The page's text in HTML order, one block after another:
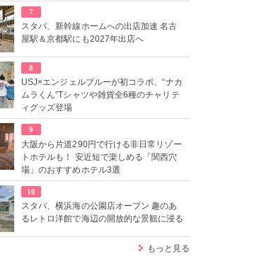
7
スタバ、新幹線ホームへの出店加速 名古
屋駅＆京都駅にも2027年出店へ
8
USJ×エンジェルブルーが初コラボ、“ナカ
ムラくん”Tシャツや雑貨全6種のチャリテ
ィグッズ登場
9
大阪から片道290円で行ける非日常リゾー
トホテルも！ 安近短で楽しめる「関西穴
場」のおすすめホテル3選
10
スタバ、横浜海の公園店オープン 趣のあ
るレトロ洋館で海辺の開放的な景観に浸る
もっと見る